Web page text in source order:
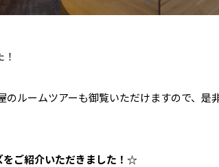
ルームツアーも御覧いただけますので、
ご紹介いただきました！☆